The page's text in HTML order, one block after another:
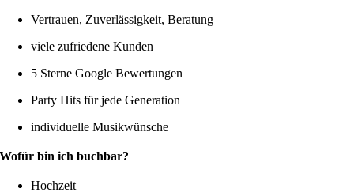
Vertrauen, Zuverlässigkeit, Beratung
viele zufriedene Kunden
5 Sterne Google Bewertungen
Party Hits für jede Generation
individuelle Musikwünsche
Wofür bin ich buchbar?
Hochzeit